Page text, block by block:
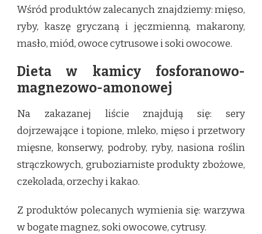
Wśród produktów zalecanych znajdziemy: mięso,
ryby, kaszę gryczaną i jęczmienną, makarony,
masło, miód, owoce cytrusowe i soki owocowe.
Dieta w kamicy fosforanowo-
magnezowo-amonowej
Na zakazanej liście znajdują się: sery
dojrzewające i topione, mleko, mięso i przetwory
mięsne, konserwy, podroby, ryby, nasiona roślin
strączkowych, gruboziarniste produkty zbożowe,
czekolada, orzechy i kakao.
Z produktów polecanych wymienia się: warzywa
w bogate magnez, soki owocowe, cytrusy.